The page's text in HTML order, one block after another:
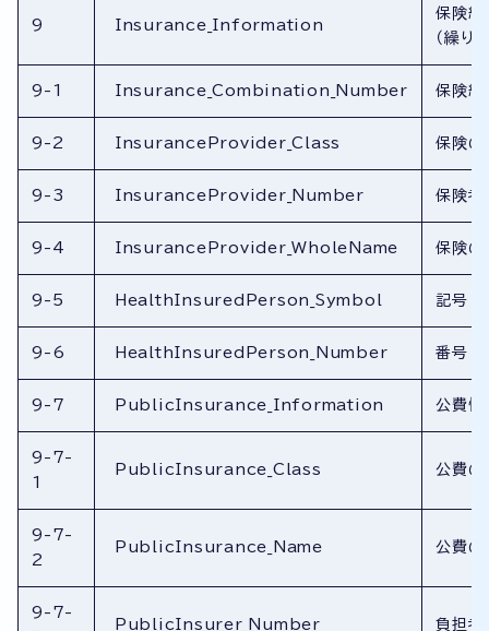
9 Insurance_Information
保険組
（繰り
9-1 Insurance_Combination_Number 保険組
9-2 InsuranceProvider_Class 保険の
9-3 InsuranceProvider_Number 保険者
9-4 InsuranceProvider_WholeName 保険の
9-5 HealthInsuredPerson_Symbol 記号
9-6 HealthInsuredPerson_Number 番号
9-7 PublicInsurance_Information 公費情
9-7-
1
PublicInsurance_Class 公費の
9-7-
2
PublicInsurance_Name 公費の
9-7-
PublicInsurer_Number 負担者